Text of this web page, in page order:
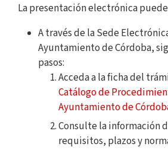
La presentación electrónica
A través de la Sede
Ayuntamiento de Córdoba,
pasos:
Acceda a la ficha del
Catálogo de
Ayuntamiento de
Consulte la información
requisitos, plazos y